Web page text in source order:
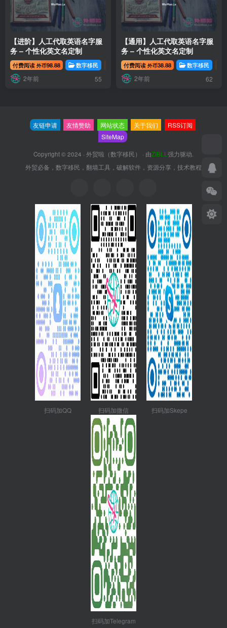
【进阶】人工代取英语名字服
务 – 个性化英文名定制
付费阅读 外币98.88 数字移民 英文取名
2年前 55
【通用】人工代取英语名字服
务 – 个性化英文名定制
付费阅读 外币38.88 数字移民
2年前 62
友链申请 友情赞助 网站状态 关于我们
RSS订阅
SiteMap
Copyright © 2024 · 外贸啦（数字移民） · 由ZIBLL 强力驱动.
外贸必备，数字移民，翻墙工具，破解软件，资源分享，技术教程
扫码加QQ 扫码加微信 扫码加Skepe
扫码加Telegram